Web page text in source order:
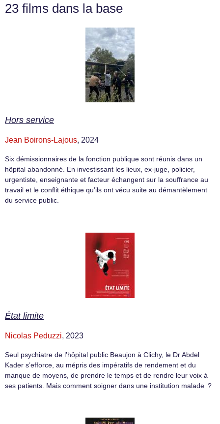
23 films dans la base
Hors service
Jean Boirons-Lajous, 2024
Six démissionnaires de la fonction publique sont réunis dans un
hôpital abandonné. En investissant les lieux, ex-juge, policier,
urgentiste, enseignante et facteur échangent sur la souffrance au
travail et le conflit éthique qu’ils ont vécu suite au démantèlement
du service public.
État limite
Nicolas Peduzzi, 2023
Seul psychiatre de l’hôpital public Beaujon à Clichy, le Dr Abdel
Kader s’efforce, au mépris des impératifs de rendement et du
manque de moyens, de prendre le temps et de rendre leur voix à
ses patients. Mais comment soigner dans une institution malade ?